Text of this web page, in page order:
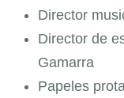
Director
Director de
Gamarra
Papeles